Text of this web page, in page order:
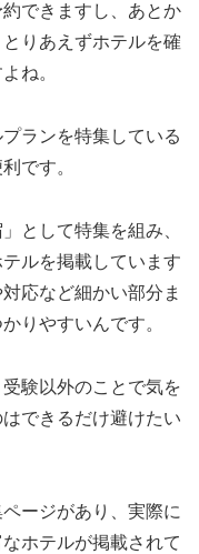
できますし、あとか
りあえずホテルを確
ね。
ランを特集している
です。
として特集を組み、
ルを掲載しています
応など細かい部分ま
りやすいんです。
験以外のことで気を
できるだけ避けたい
ージがあり、実際に
ホテルが掲載されて